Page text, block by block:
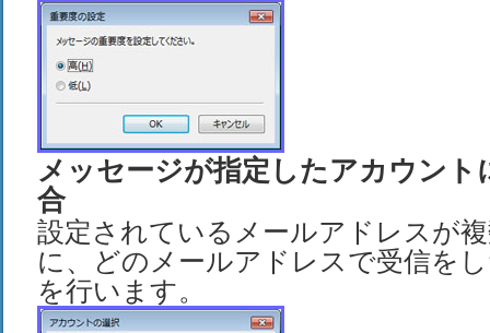
メッセージが指定したアカウント
合
設定されているメールアドレスが
に、どのメールアドレスで受信を
を行います。